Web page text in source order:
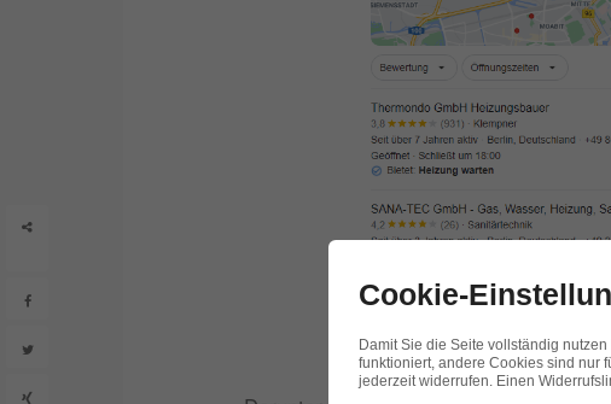
Cookie-
Damit Sie die Seite vollständig
funktioniert, andere Cookies sind nur
jederzeit widerrufen. Einen